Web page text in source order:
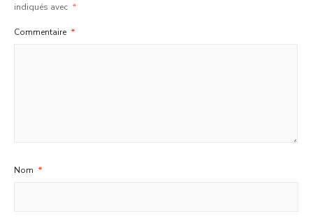
indiqués avec *
Commentaire *
Nom *